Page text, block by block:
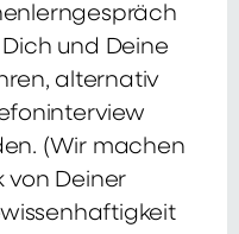
und Deine
alternativ
(Wir machen
von Deiner